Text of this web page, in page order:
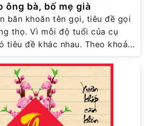
bà, bố mẹ già
băn khoăn tên gọi, tiêu đề gọi
thọ. Vì mỗi độ tuổi của cụ
tiêu đề khác nhau. Theo khoả...